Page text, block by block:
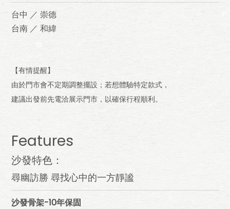
台中 ／ 崇德
台南 ／ 和緯
【有情提醒】
由於門市會不定期調整擺設；若想體驗特定款式，
建議出發前先電洽展示門市，以確保行程順利。
Features
沙發特色：
尋幽訪勝 尋找心中的一方靜謐
沙發骨架-10年保固